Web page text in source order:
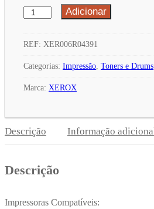
Quantidade
Toner
Xerox
006R04391
Pág.
Adicionar
REF: XER006R04391
Categorias: Impressão, Toners e Drums
Marca: XEROX
Descrição Informação
Descrição
Impressoras Compatíveis: